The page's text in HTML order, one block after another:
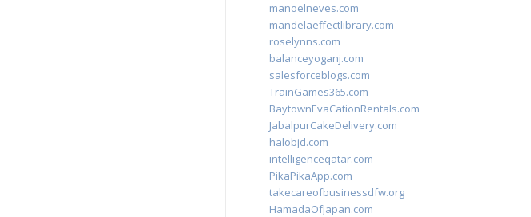
manoelneves.com
mandelaeffectlibrary.com
roselynns.com
balanceyoganj.com
salesforceblogs.com
TrainGames365.com
BaytownEvaCationRentals.com
JabalpurCakeDelivery.com
halobjd.com
intelligenceqatar.com
PikaPikaApp.com
takecareofbusinessdfw.org
HamadaOfJapan.com